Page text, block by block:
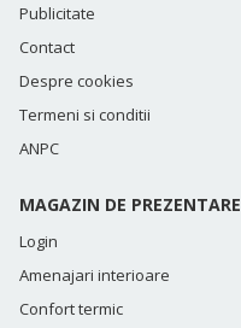
Publicitate
Contact
Despre cookies
Termeni si conditii
ANPC
MAGAZIN DE PREZENTARE
Login
Amenajari interioare
Confort termic